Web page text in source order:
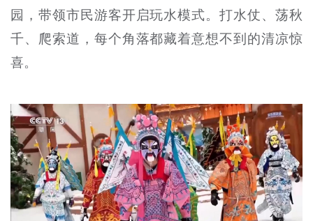
园，带领市民游客开启玩水模式。打水仗、荡秋
千、爬索道，每个角落都藏着意想不到的清凉惊
喜。